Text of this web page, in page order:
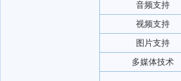
音频支持
视频支持
图片支持
多媒体技术